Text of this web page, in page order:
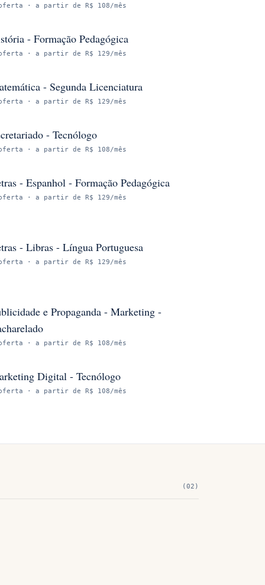
· a partir de R$ 108/mês
- Formação Pedagógica
· a partir de R$ 129/mês
- Segunda Licenciatura
· a partir de R$ 129/mês
- Tecnólogo
· a partir de R$ 108/mês
- Espanhol - Formação Pedagógica
· a partir de R$ 129/mês
- Libras - Língua Portuguesa
· a partir de R$ 129/mês
e Propaganda - Marketing -
· a partir de R$ 108/mês
Digital - Tecnólogo
· a partir de R$ 108/mês
(02 )